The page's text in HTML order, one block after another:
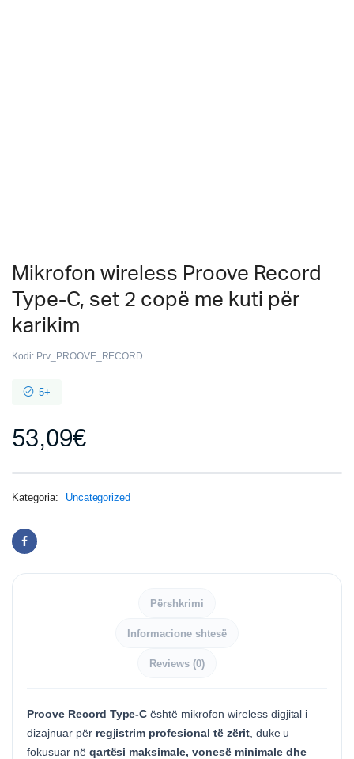
Mikrofon wireless Proove Record
Type-C, set 2 copë me kuti për
karikim
Kodi: Prv_PROOVE_RECORD
5+
53,09€
Kategoria: Uncategorized
Përshkrimi
Informacione shtesë
Reviews (0)
Proove Record Type-C është mikrofon wireless digjital i
dizajnuar për regjistrim profesional të zërit, duke u
fokusuar në qartësi maksimale, vonesë minimale dhe